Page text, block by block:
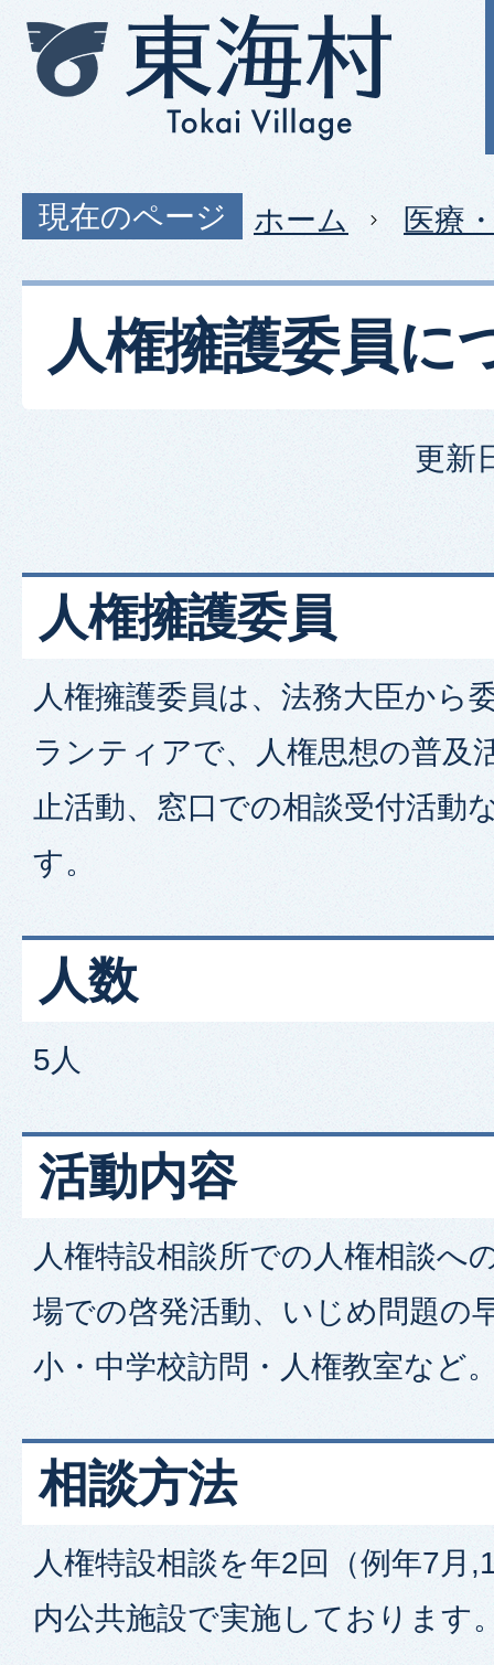
現在のページ ホーム 医療
人権擁護委員に
更新
人権擁護委員
人権擁護委員は、法務大臣から
ランティアで、人権思想の普及
止活動、窓口での相談受付活動
す。
人数
5人
活動内容
人権特設相談所での人権相談へ
場での啓発活動、いじめ問題の
小・中学校訪問・人権教室など
相談方法
人権特設相談を年2回（例年7月
内公共施設で実施しております